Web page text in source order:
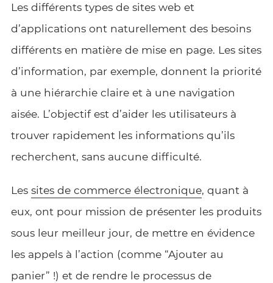
Les différents types de sites web et
d’applications ont naturellement des besoins
différents en matière de mise en page. Les sites
d’information, par exemple, donnent la priorité
à une hiérarchie claire et à une navigation
aisée. L’objectif est d’aider les utilisateurs à
trouver rapidement les informations qu’ils
recherchent, sans aucune difficulté.
Les sites de commerce électronique, quant à
eux, ont pour mission de présenter les produits
sous leur meilleur jour, de mettre en évidence
les appels à l’action (comme “Ajouter au
panier” !) et de rendre le processus de